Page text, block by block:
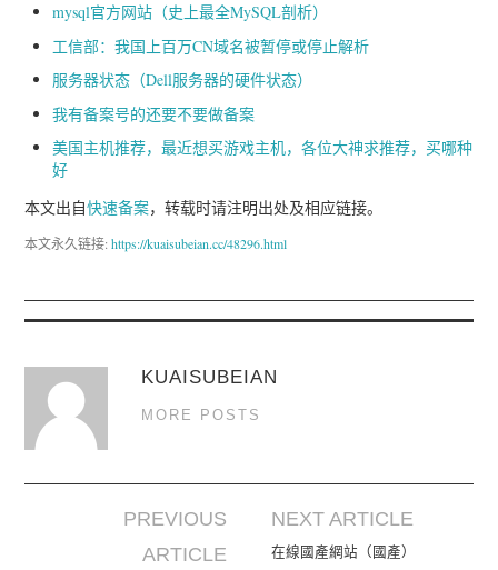
mysql官方网站（史上最全MySQL剖析）
工信部：我国上百万CN域名被暂停或停止解析
服务器状态（Dell服务器的硬件状态）
我有备案号的还要不要做备案
美国主机推荐，最近想买游戏主机，各位大神求推荐，买哪种
好
本文出自快速备案，转载时请注明出处及相应链接。
本文永久链接:https://kuaisubeian.cc/48296.html
KUAISUBEIAN
MORE POSTS
Post navigation
PREVIOUS
ARTICLE
NEXT ARTICLE
在線國產網站（國產）